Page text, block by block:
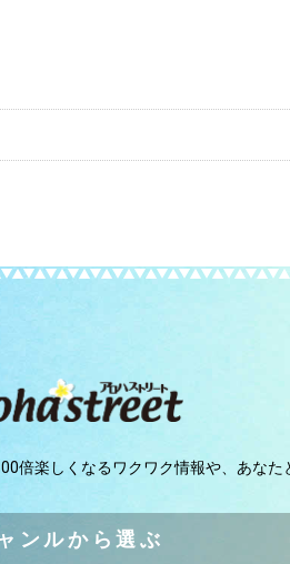
倍楽しくなるワクワク情報や、 あなた
ンルから選ぶ